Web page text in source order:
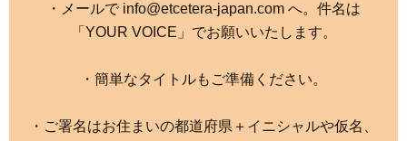
・メールで info@etcetera-japan.com へ。件名は
「YOUR VOICE」でお願いいたします。
・簡単なタイトルもご準備ください。
・ご署名はお住まいの都道府県＋イニシャルや仮名、